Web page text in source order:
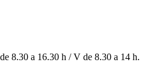
8.30 a 16.30 h / V de 8.30 a 14 h.